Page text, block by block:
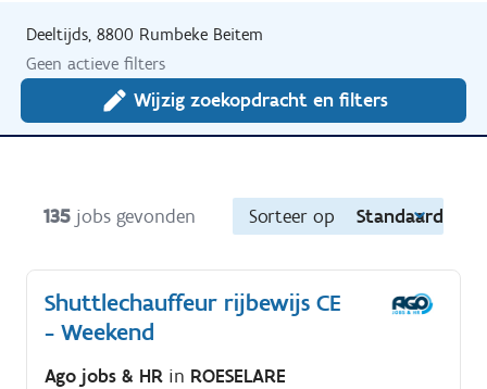
Deeltijds, 8800 Rumbeke Beitem
Geen actieve filters
Wijzig zoekopdracht en filters
135 jobs gevonden Sorteer op Standaard
Shuttlechauffeur rijbewijs CE
- Weekend
Ago jobs & HR in ROESELARE